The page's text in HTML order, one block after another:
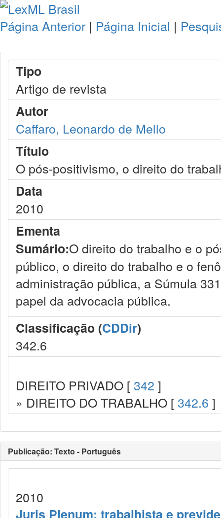
Página Anterior | Página Inicial |
Tipo
Artigo de revista
Autor
Caffaro, Leonardo de Mello
Título
O pós-positivismo, o direito do
Data
2010
Ementa
Sumário:O direito do trabalho e o
público, o direito do trabalho e o
administração pública, a Súmula
papel da advocacia pública.
Classificação (CDDir)
342.6
DIREITO PRIVADO [ 342 ]
» DIREITO DO TRABALHO [ 342.6 ]
Publicação: Texto - Português
2010
Juris Plenum: trabalhista e